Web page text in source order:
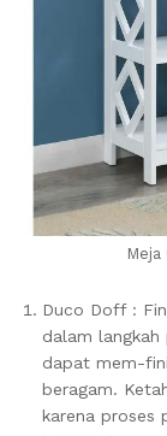
Duco Doff :
dalam langkah
dapat mem-
beragam.
karena proses